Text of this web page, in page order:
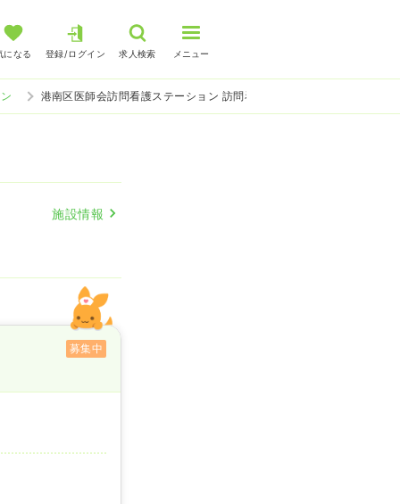
になる 登録/ログイン 求人検索 メニュー
港南区医師会訪問看護ステーション 訪問看護の看護師求人
施設情報
募集中